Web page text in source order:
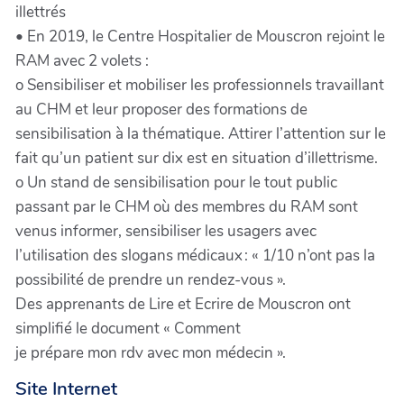
illettrés
• En 2019, le Centre Hospitalier de Mouscron rejoint le
RAM avec 2 volets :
o Sensibiliser et mobiliser les professionnels travaillant
au CHM et leur proposer des formations de
sensibilisation à la thématique. Attirer l’attention sur le
fait qu’un patient sur dix est en situation d’illettrisme.
o Un stand de sensibilisation pour le tout public
passant par le CHM où des membres du RAM sont
venus informer, sensibiliser les usagers avec
l’utilisation des slogans médicaux : « 1/10 n’ont pas la
possibilité de prendre un rendez-vous ».
Des apprenants de Lire et Ecrire de Mouscron ont
simplifié le document « Comment
je prépare mon rdv avec mon médecin ».
Site Internet